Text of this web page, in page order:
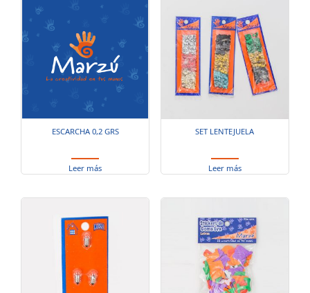
ESCARCHA 0,2 GRS
Leer más
SET LENTEJUELA
Leer más